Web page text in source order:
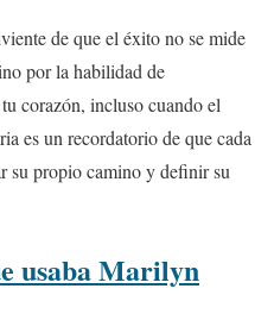
de que el éxito no se mide
por la habilidad de
corazón, incluso cuando el
es un recordatorio de que cada
su propio camino y definir su
usaba Marilyn